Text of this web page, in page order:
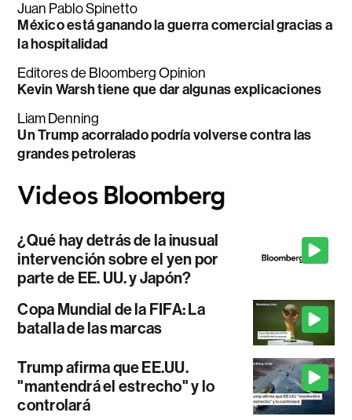
Juan Pablo Spinetto
México está ganando la guerra comercial gracias a
la hospitalidad
Editores de Bloomberg Opinion
Kevin Warsh tiene que dar algunas explicaciones
Liam Denning
Un Trump acorralado podría volverse contra las
grandes petroleras
¿Qué hay detrás de la inusual
intervención sobre el yen por
parte de EE. UU. y Japón?
Copa Mundial de la FIFA: La
batalla de las marcas
Trump afirma que EE.UU.
"mantendrá el estrecho" y lo
controlará